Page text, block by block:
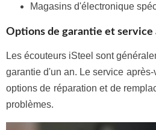
Magasins d'électronique
Options de garantie et service
Les écouteurs iSteel sont
garantie d'un an. Le service
options de réparation et de
problèmes.